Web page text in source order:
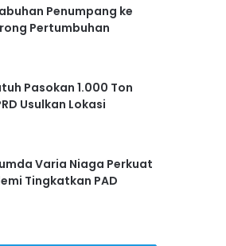
Penumpang ke
Pertumbuhan
Pasokan 1.000 Ton
Usulkan Lokasi
Varia Niaga Perkuat
Tingkatkan PAD